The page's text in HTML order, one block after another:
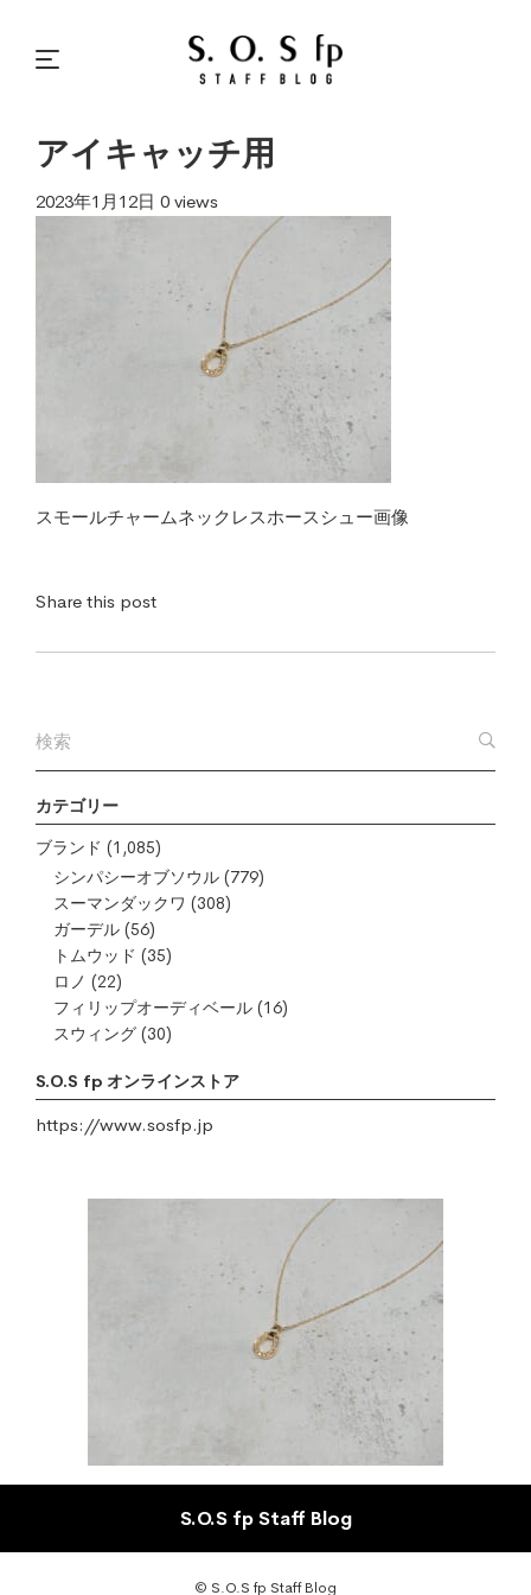
カテゴリー
ブランド (1,085)
シンパシーオブソウル (779)
スーマンダックワ (308)
ガーデル (56)
トムウッド (35)
ロノ (22)
フィリップオーディベール (16)
スウィング (30)
S.O.S fp オンラインストア
https://www.sosfp.jp
アイキャッチ用
2023年1月12日 0 views
スモールチャームネックレスホースシュー画像
Share this post
S.O.S fp Staff Blog
© S.O.S fp Staff Blog